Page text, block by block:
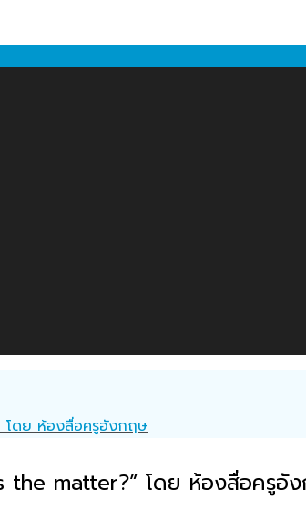
โดย ห้องสื่อครูอังกฤษ
the matter?” โดย ห้องสื่อครูอั